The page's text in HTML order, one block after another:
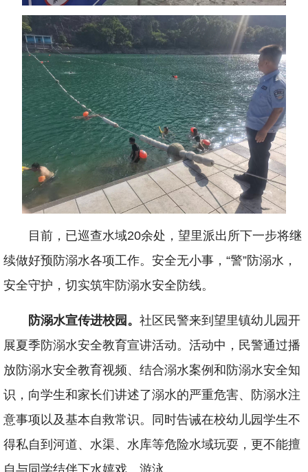
目前，已巡查水域20余处，望里派出所下一步将继
续做好预防溺水各项工作。安全无小事，“警”防溺水，
安全守护，切实筑牢防溺水安全防线。
防溺水宣传进校园。 社区民警来到望里镇幼儿园开
展夏季防溺水安全教育宣讲活动。活动中，民警通过播
放防溺水安全教育视频、结合溺水案例和防溺水安全知
识，向学生和家长们讲述了溺水的严重危害、防溺水注
意事项以及基本自救常识。同时告诫在校幼儿园学生不
得私自到河道、水渠、水库等危险水域玩耍，更不能擅
自与同学结伴下水嬉戏、游泳。